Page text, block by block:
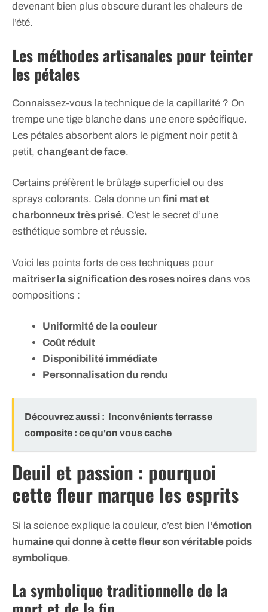
devenant bien plus obscure durant les chaleurs de
l’été.
Les méthodes artisanales pour teinter
les pétales
Connaissez-vous la technique de la capillarité ? On
trempe une tige blanche dans une encre spécifique.
Les pétales absorbent alors le pigment noir petit à
petit, changeant de face.
Certains préfèrent le brûlage superficiel ou des
sprays colorants. Cela donne un fini mat et
charbonneux très prisé. C’est le secret d’une
esthétique sombre et réussie.
Voici les points forts de ces techniques pour
maîtriser la signification des roses noires dans vos
compositions :
Uniformité de la couleur
Coût réduit
Disponibilité immédiate
Personnalisation du rendu
Découvrez aussi : Inconvénients terrasse
composite : ce qu'on vous cache
Deuil et passion : pourquoi
cette fleur marque les esprits
Si la science explique la couleur, c’est bien l’émotion
humaine qui donne à cette fleur son véritable poids
symbolique.
La symbolique traditionnelle de la